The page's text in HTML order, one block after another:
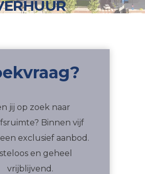
ERHUUR
jij op zoek naar
Binnen vijf
exclusief aanbod.
en geheel
vrijblijvend.